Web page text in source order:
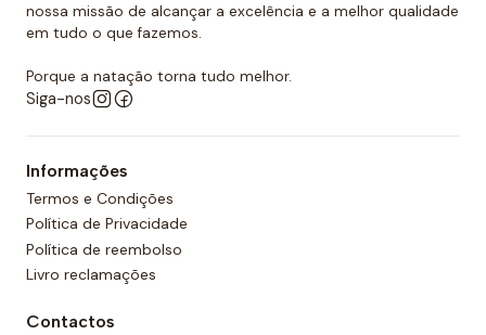
nossa missão de alcançar a excelência e a melhor qualidade
em tudo o que fazemos.
Porque a natação torna tudo melhor.
Siga-nos
Informações
Termos e Condições
Política de Privacidade
Política de reembolso
Livro reclamações
Contactos